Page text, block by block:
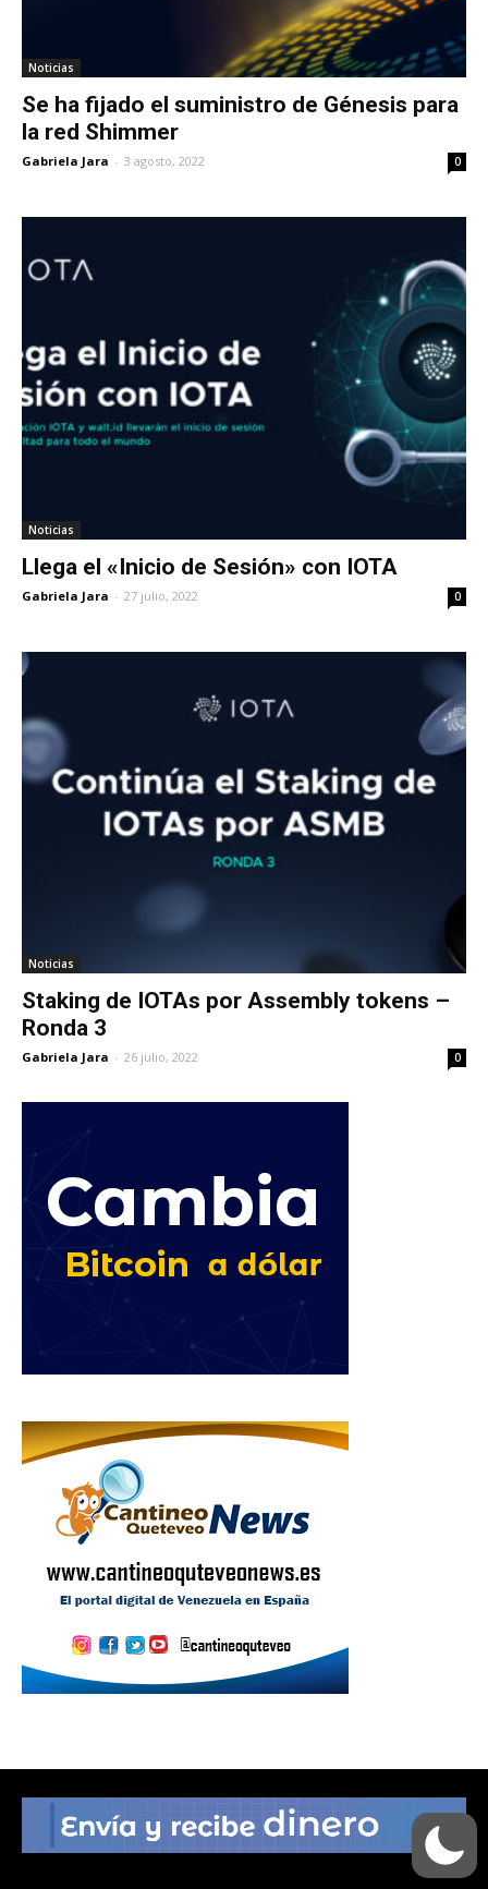
Noticias
Se ha fijado el suministro de Génesis para
la red Shimmer
Gabriela Jara - 3 agosto, 2022 0
Noticias
Llega el «Inicio de Sesión» con IOTA
Gabriela Jara - 27 julio, 2022 0
Noticias
Staking de IOTAs por Assembly tokens –
Ronda 3
Gabriela Jara - 26 julio, 2022 0